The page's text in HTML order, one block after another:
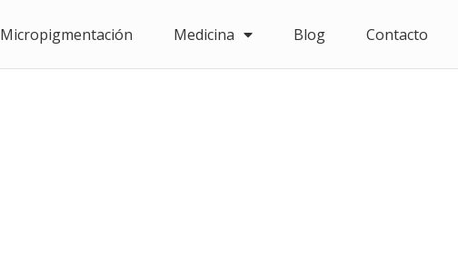
Micropigmentación Medicina Blog Contacto